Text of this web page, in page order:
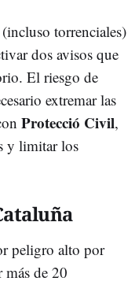
torrenciales)
dos avisos que
El riesgo de
extremar las
Protecció Civil,
y limitar los
peligro alto por
de 20